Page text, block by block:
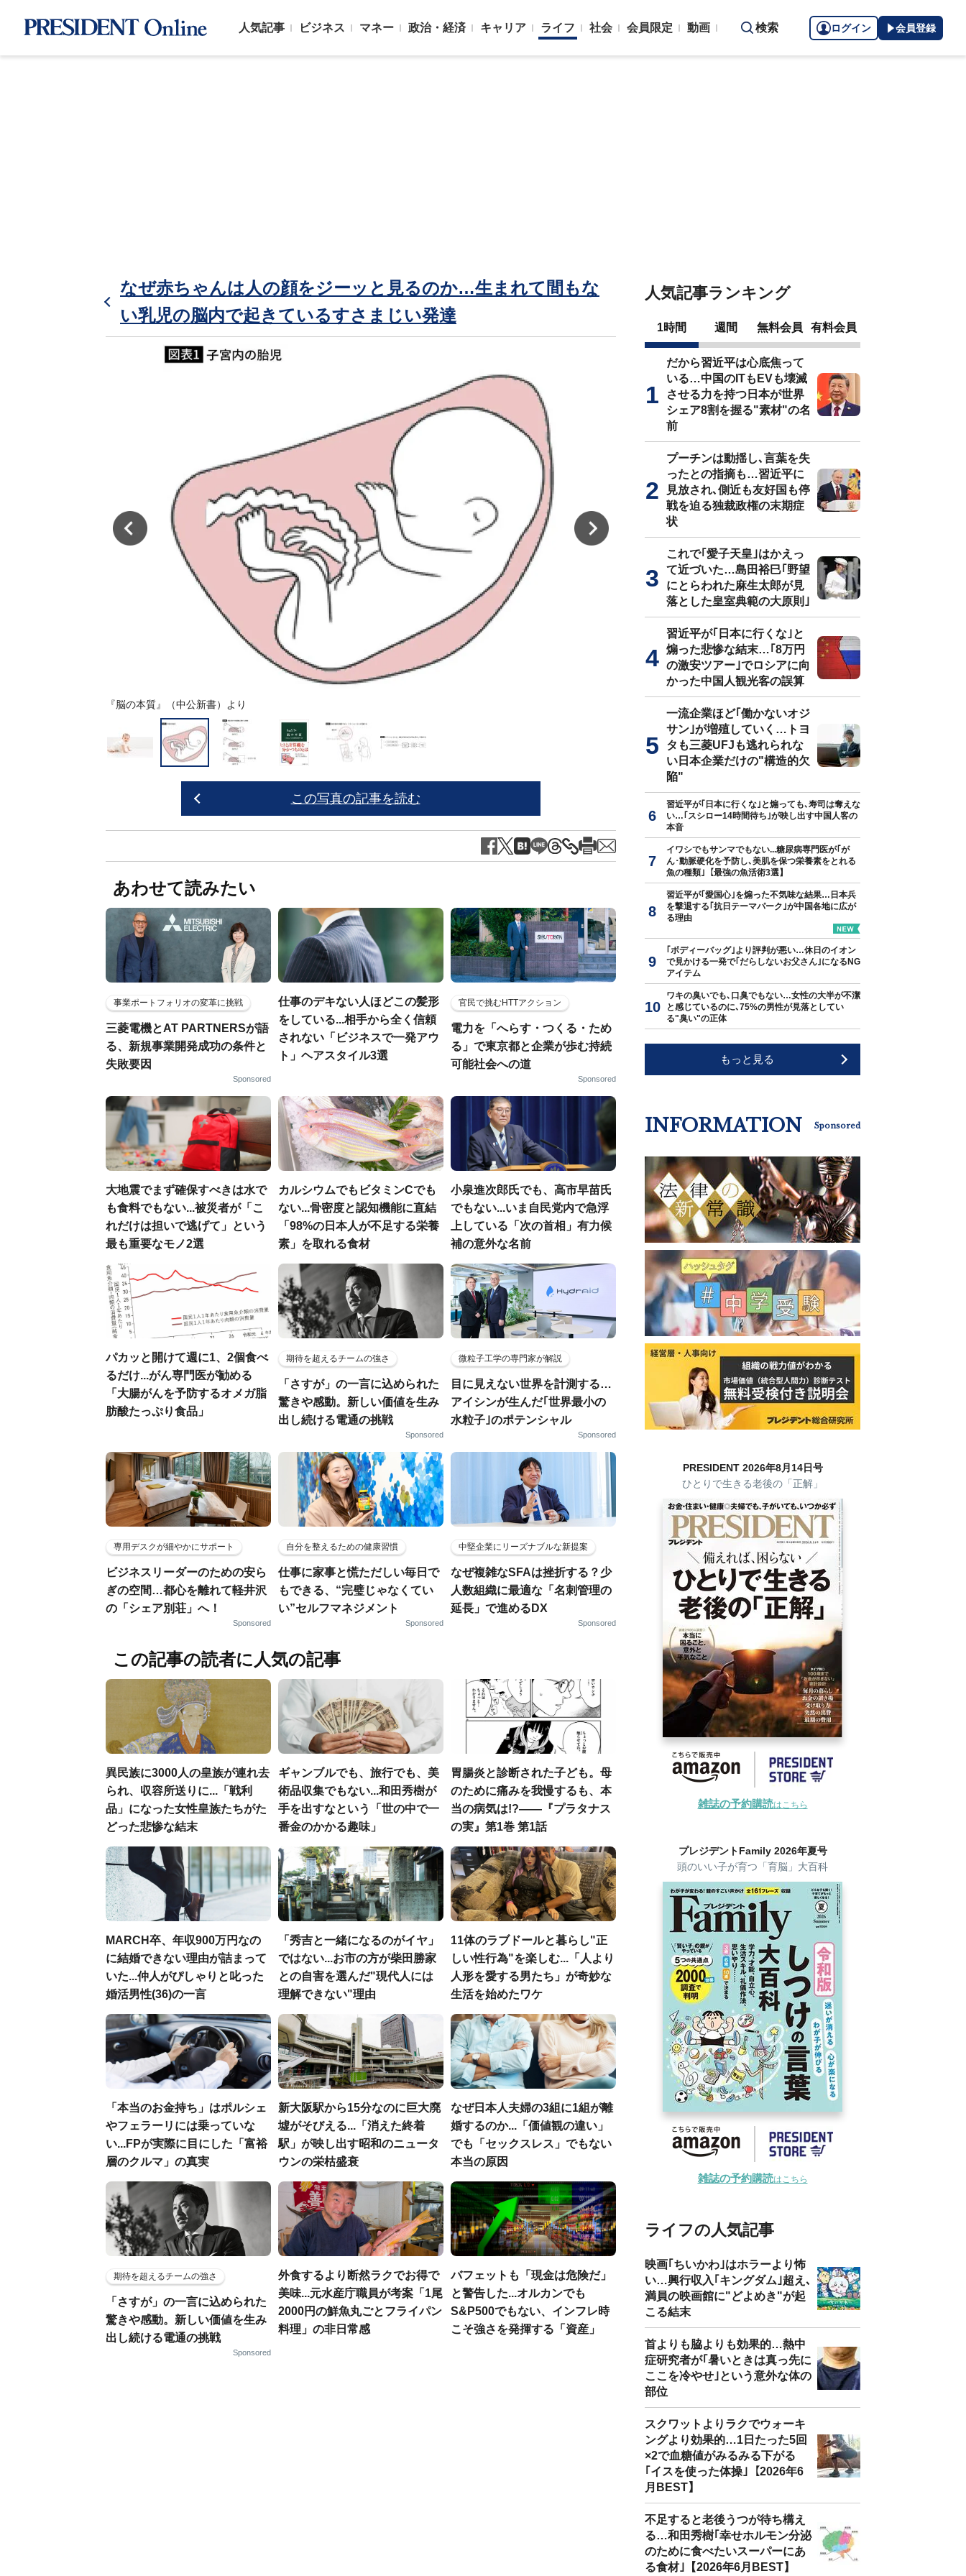
人気記事 ビジネス マネー 政治・経済 キャリア ライフ 社会 会員限定 動画 検索 ログイン 会員登録
なぜ赤ちゃんは人の顔をジーッと見るのか…生まれて間もな
い乳児の脳内で起きているすさまじい発達
『脳の本質』（中公新書）より 』（中公新書）より
この写真の記事を読む
あわせて読みたい
事業ポートフォリオの変革に挑戦
三菱電機とAT PARTNERSが語
る、新規事業開発成功の条件と
失敗要因
Sponsored
仕事のデキない人ほどこの髪形
をしている...相手から全く信頼
されない「ビジネスで一発アウ
ト」ヘアスタイル3選
官民で挑むHTTアクション
電力を「へらす・つくる・ため
る」で東京都と企業が歩む持続
可能社会への道
Sponsored
大地震でまず確保すべきは水で
も食料でもない...被災者が「こ
れだけは担いで逃げて」という
最も重要なモノ2選
カルシウムでもビタミンCでも
ない...骨密度と認知機能に直結
「98%の日本人が不足する栄養
素」を取れる食材
小泉進次郎氏でも、高市早苗氏
でもない...いま自民党内で急浮
上している「次の首相」有力候
補の意外な名前
パカッと開けて週に1、2個食べ
るだけ...がん専門医が勧める
「大腸がんを予防するオメガ脂
肪酸たっぷり食品」
期待を超えるチームの強さ
「さすが」の一言に込められた
驚きや感動。新しい価値を生み
出し続ける電通の挑戦
Sponsored
微粒子工学の専門家が解説
目に見えない世界を計測する…
アイシンが生んだ｢世界最小の
水粒子｣のポテンシャル
Sponsored
専用デスクが細やかにサポート
ビジネスリーダーのための安ら
ぎの空間…都心を離れて軽井沢
の「シェア別荘」へ！
Sponsored
自分を整えるための健康習慣
仕事に家事と慌ただしい毎日で
もできる、“完璧じゃなくてい
い”セルフマネジメント
Sponsored
中堅企業にリーズナブルな新提案
なぜ複雑なSFAは挫折する？少
人数組織に最適な「名刺管理の
延長」で進めるDX
Sponsored
この記事の読者に人気の記事
異民族に3000人の皇族が連れ去
られ、収容所送りに...「戦利
品」になった女性皇族たちがた
どった悲惨な結末
ギャンブルでも、旅行でも、美
術品収集でもない...和田秀樹が
手を出すなという「世の中で一
番金のかかる趣味」
胃腸炎と診断された子ども。母
のために痛みを我慢するも、本
当の病気は!?――『プラタナス
の実』第1巻 第1話
MARCH卒、年収900万円なの
に結婚できない理由が詰まって
いた...仲人がぴしゃりと叱った
婚活男性(36)の一言
「秀吉と一緒になるのがイヤ」
ではない...お市の方が柴田勝家
との自害を選んだ"現代人には
理解できない"理由
11体のラブドールと暮らし"正
しい性行為"を楽しむ...「人より
人形を愛する男たち」が奇妙な
生活を始めたワケ
「本当のお金持ち」はポルシェ
やフェラーリには乗っていな
い...FPが実際に目にした「富裕
層のクルマ」の真実
新大阪駅から15分なのに巨大廃
墟がそびえる...「消えた終着
駅」が映し出す昭和のニュータ
ウンの栄枯盛衰
なぜ日本人夫婦の3組に1組が離
婚するのか...「価値観の違い」
でも「セックスレス」でもない
本当の原因
期待を超えるチームの強さ
「さすが」の一言に込められた
驚きや感動。新しい価値を生み
出し続ける電通の挑戦
Sponsored
外食するより断然ラクでお得で
美味...元水産庁職員が考案「1尾
2000円の鮮魚丸ごとフライパン
料理」の非日常感
バフェットも「現金は危険だ」
と警告した...オルカンでも
S&P500でもない、インフレ時
こそ強さを発揮する「資産」
人気記事ランキング
1時間 週間 無料会員 有料会員
だから習近平は心底焦って
いる…中国のITもEVも壊滅
させる力を持つ日本が世界
シェア8割を握る"素材"の名
前
プーチンは動揺し､言葉を失
ったとの指摘も…習近平に
見放され､側近も友好国も停
戦を迫る独裁政権の末期症
状
これで｢愛子天皇｣はかえっ
て近づいた…島田裕巳｢野望
にとらわれた麻生太郎が見
落とした皇室典範の大原則｣
習近平が｢日本に行くな｣と
煽った悲惨な結末…｢8万円
の激安ツアー｣でロシアに向
かった中国人観光客の誤算
一流企業ほど｢働かないオジ
サン｣が増殖していく…トヨ
タも三菱UFJも逃れられな
い日本企業だけの"構造的欠
陥"
習近平が｢日本に行くな｣と煽っても､寿司は奪えな
い…｢スシロー14時間待ち｣が映し出す中国人客の
本音
イワシでもサンマでもない...糖尿病専門医が｢が
ん･動脈硬化を予防し､美肌を保つ栄養素をとれる
魚の種類｣【最強の魚活術3選】
習近平が｢愛国心｣を煽った不気味な結果…日本兵
を撃退する｢抗日テーマパーク｣が中国各地に広が
る理由
｢ボディーバッグ｣より評判が悪い…休日のイオン
で見かける一発で｢だらしないお父さん｣になるNG
アイテム
ワキの臭いでも､口臭でもない…女性の大半が不潔
と感じているのに､75%の男性が見落としてい
る"臭い"の正体
もっと見る
INFORMATION Sponsored
PRESIDENT 2026年8月14日号
ひとりで生きる老後の「正解」
雑誌の予約購読はこちら
プレジデントFamily 2026年夏号
頭のいい子が育つ「育脳」大百科
雑誌の予約購読はこちら
ライフの人気記事
映画｢ちいかわ｣はホラーより怖
い…興行収入｢キングダム｣超え､
満員の映画館に"どよめき"が起
こる結末
首よりも脇よりも効果的…熱中
症研究者が｢暑いときは真っ先に
ここを冷やせ｣という意外な体の
部位
スクワットよりラクでウォーキ
ングより効果的…1日たった5回
×2で血糖値がみるみる下がる
｢イスを使った体操｣【2026年6
月BEST】
不足すると老後うつが待ち構え
る…和田秀樹｢幸せホルモン分泌
のために食べたいスーパーにあ
る食材｣【2026年6月BEST】